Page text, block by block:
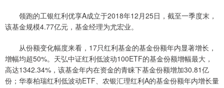
领跑的工银红利优享A成立于2018年12月25日，截至一季度末，
该基金规模4.77亿元，基金经理为尤宏业。
从份额变化幅度来看，17只红利基金的基金份额年内显著增长，
增幅均超50%。天弘中证红利低波动100ETF的基金份额增幅最大，
高达1342.34%，该基金年内在资金的青睐下基金份额增加30.81亿
份；华泰柏瑞红利低波动ETF、农银汇理红利A的基金份额年内增长量